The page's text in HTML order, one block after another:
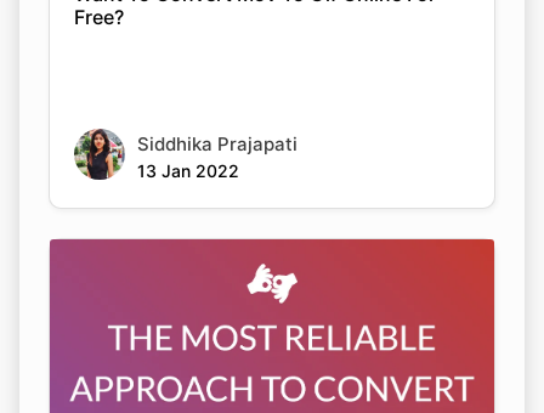
Free?
Siddhika Prajapati
13 Jan 2022